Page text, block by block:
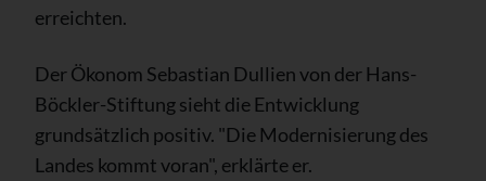
erreichten.
Der Ökonom Sebastian Dullien von der Hans-
Böckler-Stiftung sieht die Entwicklung
grundsätzlich positiv. "Die Modernisierung des
Landes kommt voran", erklärte er.